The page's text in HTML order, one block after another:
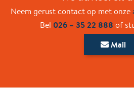
Neem gerust contact op met onze
Bel 026 – 35 22 888 of
Mail